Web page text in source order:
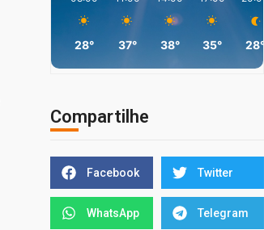
28° 37° 38° 35° 28°
Compartilhe
Facebook Twitter
WhatsApp Telegram